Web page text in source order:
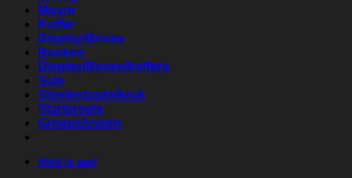
Moyra
Koffer
Display/Boxes
Boeken
Display/Boxes/koffers
Sale
Stoelen/zadelkruk
Startersets
Groepslessen
Meld je aan!